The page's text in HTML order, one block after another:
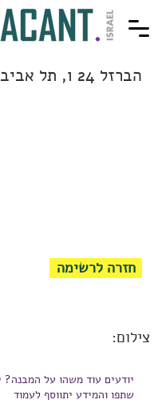
הברזל 24 ו, תל אביב-יפו
חזרה לרשימה
צילום:
יודעים עוד משהו על המבנה?
שתפו והמידע יתווסף לעמוד